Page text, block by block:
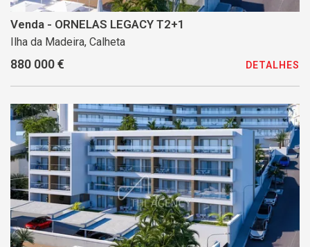
Venda - ORNELAS LEGACY T2+1
Ilha da Madeira, Calheta
880 000 € DETALHES